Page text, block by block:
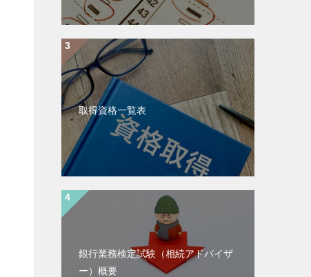
取得資格一覧表
銀行業務検定試験（相続アドバイザ
ー）概要